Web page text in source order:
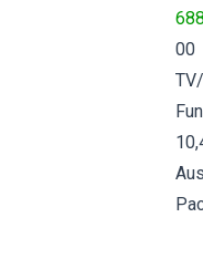
688
00